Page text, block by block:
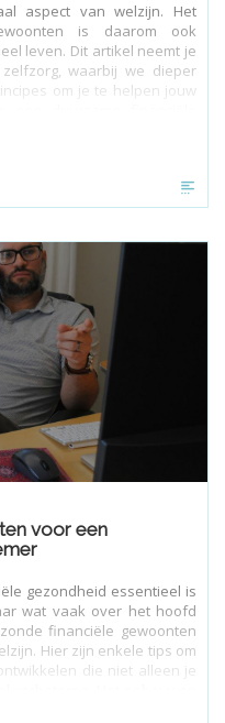
aspect van welzijn. Het
is daarom ook
leven. Dit artikel neemt je
waarbij we dieper
om je te helpen jouw
voor een
gezondheid essentieel is
wat vaak over het hoofd
financiële gewoonten
Hier zijn enkele tips om
die niet alleen je